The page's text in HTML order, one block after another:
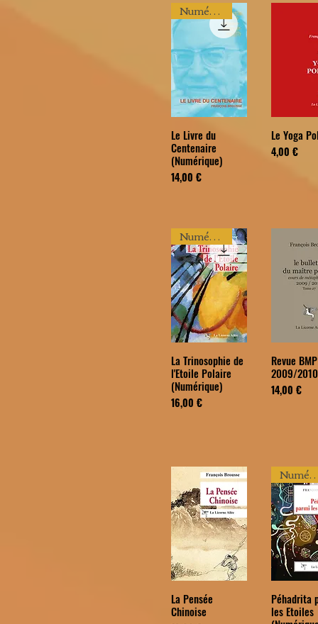
Numérique
Le Livre du
Centenaire
(Numérique)
Prix
14,00 €
Le Yoga
Prix
4,00 €
Numérique
La Trinosophie de
l'Etoile Polaire
(Numérique)
Prix
16,00 €
Revue
2009/2010
Prix
14,00 €
La Pensée
Chinoise
Péhadrita
les Etoiles